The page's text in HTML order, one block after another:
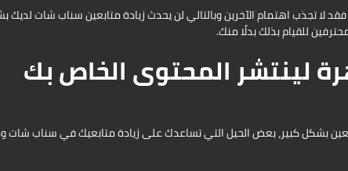
لا تجذب اهتمام الآخرين وبالتالي لن يحدث زيادة متابعين سناب شات
للقيام بذلك بدلًا منك.
لينتشر المحتوى الخاص بك
بشكل كبير، بعض الحيل التي تساعدك على زيادة متابعيك في سناب شات